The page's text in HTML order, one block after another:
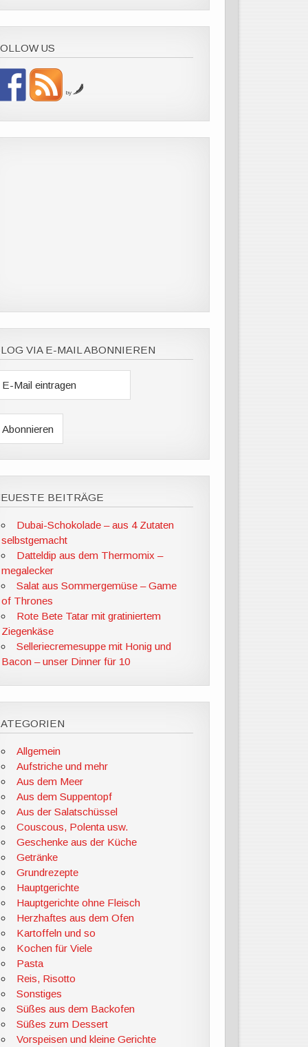
US
by
VIA E-MAIL ABONNIEREN
BEITRÄGE
Dubai-Schokolade – aus 4 Zutaten
selbstgemacht
Datteldip aus dem Thermomix –
megalecker
Salat aus Sommergemüse – Game
of Thrones
Rote Bete Tatar mit gratiniertem
Ziegenkäse
Selleriecremesuppe mit Honig und
Bacon – unser Dinner für 10
Allgemein
Aufstriche und mehr
Aus dem Meer
Aus dem Suppentopf
Aus der Salatschüssel
Couscous, Polenta usw.
Geschenke aus der Küche
Getränke
Grundrezepte
Hauptgerichte
Hauptgerichte ohne Fleisch
Herzhaftes aus dem Ofen
Kartoffeln und so
Kochen für Viele
Pasta
Reis, Risotto
Sonstiges
Süßes aus dem Backofen
Süßes zum Dessert
Vorspeisen und kleine Gerichte